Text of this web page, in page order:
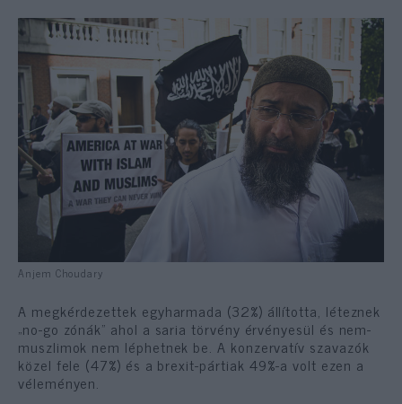
Anjem Choudary
A megkérdezettek egyharmada (32%) állította, léteznek
„no-go zónák” ahol a saria törvény érvényesül és nem-
muszlimok nem léphetnek be. A konzervatív szavazók
közel fele (47%) és a brexit-pártiak 49%-a volt ezen a
véleményen.